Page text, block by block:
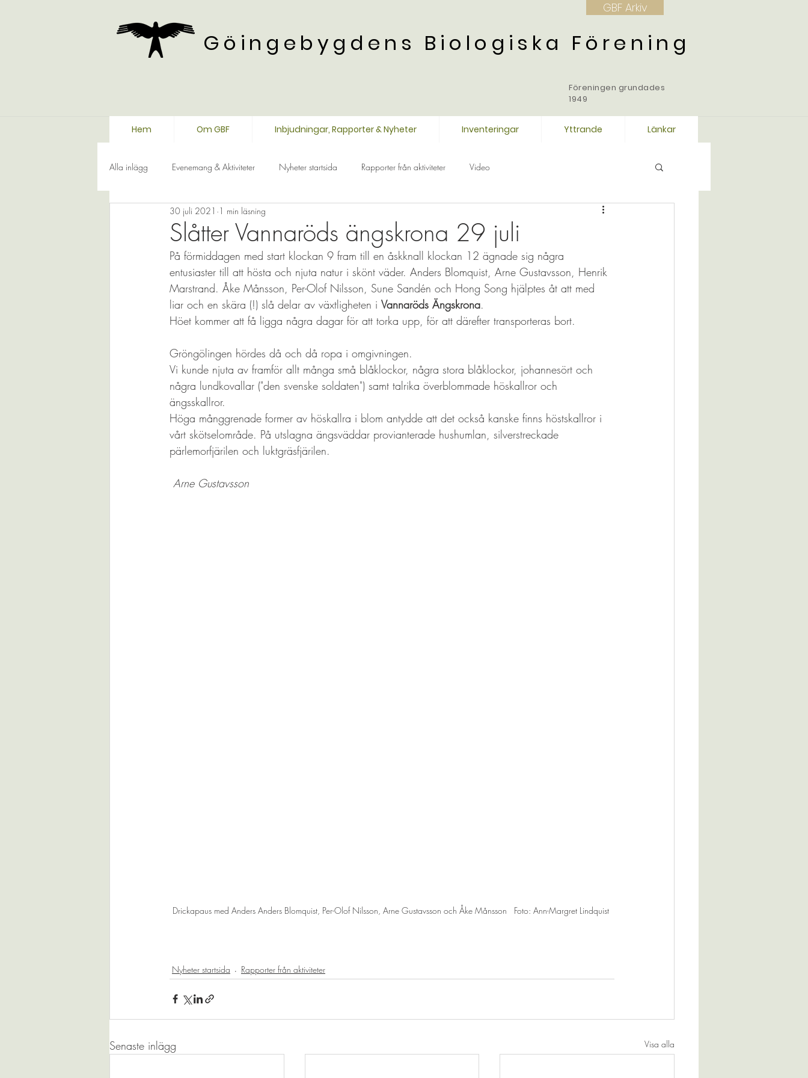
GBF Arkiv
Göingebygdens Biologiska Förening
Föreningen grundades
1949
Hem Om GBF Inbjudningar, Rapporter & Nyheter Inventeringar Yttrande Länkar
Alla inlägg Evenemang & Aktiviteter Nyheter startsida Rapporter från aktiviteter Video
Slåtter Vannaröds ängskrona 29 juli
30 juli 2021 1 min läsning
På förmiddagen med start klockan 9 fram till en åskknall klockan 12 ägnade sig några
entusiaster till att hösta och njuta natur i skönt väder. Anders Blomquist, Arne Gustavsson, Henrik
Marstrand. Åke Månsson, Per-Olof Nilsson, Sune Sandén och Hong Song hjälptes åt att med
liar och en skära (!) slå delar av växtligheten i Vannaröds Ängskrona.
Höet kommer att få ligga några dagar för att torka upp, för att därefter transporteras bort.
Gröngölingen hördes då och då ropa i omgivningen.
Vi kunde njuta av framför allt många små blåklockor, några stora blåklockor, johannesört och
några lundkovallar ("den svenske soldaten") samt talrika överblommade höskallror och
ängsskallror.
Höga månggrenade former av höskallra i blom antydde att det också kanske finns höstskallror i
vårt skötselområde. På utslagna ängsväddar provianterade hushumlan, silverstreckade
pärlemorfjärilen och luktgräsfjärilen.
Arne Gustavsson
Drickapaus med Anders Anders Blomquist, Per-Olof Nilsson, Arne Gustavsson och Åke Månsson   Foto: Ann-Margret Lindquist
Nyheter startsida Rapporter från aktiviteter
Senaste inlägg Visa alla